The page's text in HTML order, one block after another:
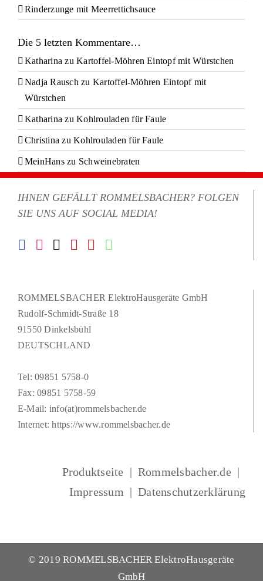
Rinderzunge mit Meerrettichsauce
Die 5 letzten Kommentare…
Katharina zuKartoffel-Möhren Eintopf mit Würstchen
Nadja Rausch zu Kartoffel-Möhren Eintopf mit
Würstchen
Katharina zuKohlrouladen für Faule
Christina zuKohlrouladen für Faule
MeinHanszu Schweinebraten
IHNEN GEFÄLLT ROMMELSBACHER? FOLGEN
SIE UNS AUF SOCIAL MEDIA!
ROMMELSBACHER ElektroHausgeräte GmbH
Rudolf-Schmidt-Straße 18
91550 Dinkelsbühl
DEUTSCHLAND
Tel:09851 5758-0
Fax: 09851 5758-59
E-Mail: info(at)rommelsbacher.de
Internet:https://www.rommelsbacher.de
Produktseite
Rommelsbacher.de
Impressum
Datenschutzerklärung
© 2019 ROMMELSBACHER ElektroHausgeräte
GmbH